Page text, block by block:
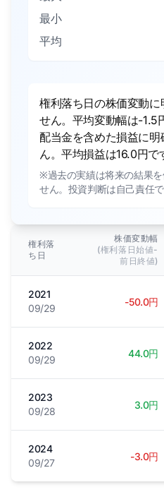
最小
平均
権利落ち日の株価変動に
せん。平均変動幅は-1.5
配当金を含めた損益に
ん。平均損益は16.0円で
※過去の実績は将来の結果
せん。投資判断は自己責任
権利落
ち日
株価変動幅
(権利落日始値-
前日終値)
2021
09/29
-50.0円
2022
09/29
44.0円
2023
09/28
3.0円
2024
09/27
-3.0円